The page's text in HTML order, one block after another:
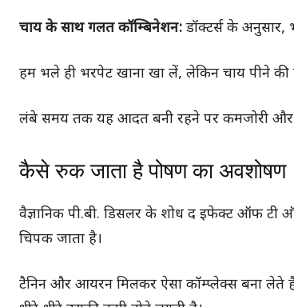
चाय के साथ गलत कॉम्बिनेशन: डॉक्टर्स के अनुसार,
हम भले ही भरपेट खाना खा लें, लेकिन चाय पीने की
लंबे समय तक यह आदत बनी रहने पर कमजोरी और
कैसे रुक जाता है पोषण का अवशोषण
वैज्ञानिक पी.बी. डिसलर के शोध द इफेक्ट ऑफ
चिपक जाता है।
टैनिन और आयरन मिलकर ऐसा कॉम्प्लेक्स बना लेते